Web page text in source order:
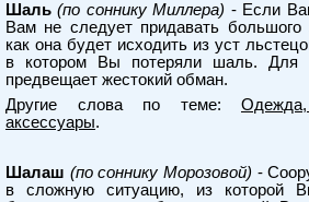
Шаль (по соннику Миллера) - Если
Вам не следует придавать большого
как она будет исходить из уст
в котором Вы потеряли шаль. Для
предвещает жестокий обман.
Другие слова по теме:
аксессуары.
Шалаш (по соннику Морозовой) -
в сложную ситуацию, из которой